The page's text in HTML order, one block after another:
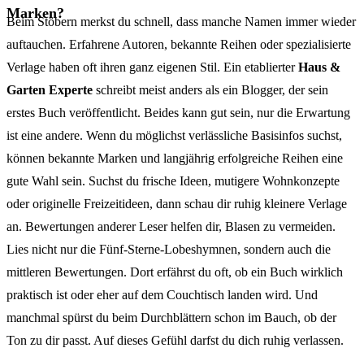
Marken?
Beim Stöbern merkst du schnell, dass manche Namen immer wieder
auftauchen. Erfahrene Autoren, bekannte Reihen oder spezialisierte
Verlage haben oft ihren ganz eigenen Stil. Ein etablierterHaus &
Garten Experte schreibt meist anders als ein Blogger, der sein
erstes Buch veröffentlicht. Beides kann gut sein, nur die Erwartung
ist eine andere. Wenn du möglichst verlässliche Basisinfos suchst,
können bekannte Marken und langjährig erfolgreiche Reihen eine
gute Wahl sein. Suchst du frische Ideen, mutigere Wohnkonzepte
oder originelle Freizeitideen, dann schau dir ruhig kleinere Verlage
an. Bewertungen anderer Leser helfen dir, Blasen zu vermeiden.
Lies nicht nur die Fünf-Sterne-Lobeshymnen, sondern auch die
mittleren Bewertungen. Dort erfährst du oft, ob ein Buch wirklich
praktisch ist oder eher auf dem Couchtisch landen wird. Und
manchmal spürst du beim Durchblättern schon im Bauch, ob der
Ton zu dir passt. Auf dieses Gefühl darfst du dich ruhig verlassen.